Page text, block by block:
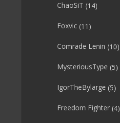
ChaoSiT (14)
Foxvic (11)
Comrade Lenin (10)
MysteriousType (5)
IgorTheBylarge (5)
Freedom Fighter (4)